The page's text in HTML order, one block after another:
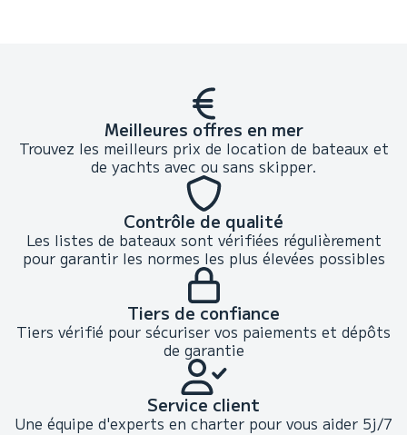
Meilleures offres en mer
Trouvez les meilleurs prix de location de bateaux et
de yachts avec ou sans skipper.
Contrôle de qualité
Les listes de bateaux sont vérifiées régulièrement
pour garantir les normes les plus élevées possibles
Tiers de confiance
Tiers vérifié pour sécuriser vos paiements et dépôts
de garantie
Service client
Une équipe d'experts en charter pour vous aider 5j/7